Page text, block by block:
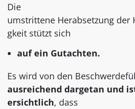
Die
umstrittene Herabsetzung der
gkeit stützt sich
auf ein Gutachten.
Es wird von den
ausreichend dargetan und
ersichtlich, dass